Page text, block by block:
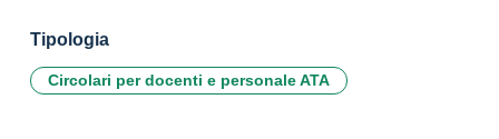
Tipologia
Circolari per docenti e personale ATA